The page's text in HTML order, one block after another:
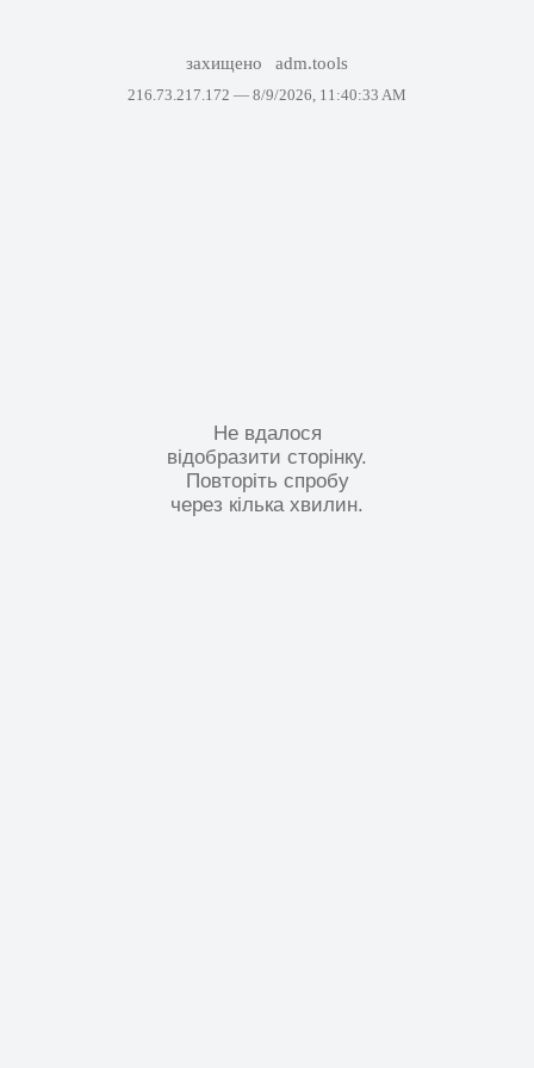
захищено adm.tools
216.73.217.172 — 8/9/2026, 11:40:33 AM
Не вдалося
відобразити сторінку.
Повторіть спробу
через кілька хвилин.